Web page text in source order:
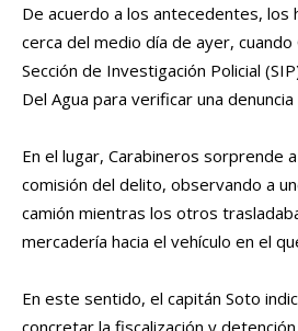
De acuerdo a los antecedentes, los
cerca del medio día de ayer, cuando
Sección de Investigación Policial
Del Agua para verificar una
En el lugar, Carabineros sorprende
comisión del delito, observando a
camión mientras los otros
mercadería hacia el vehículo en el
En este sentido, el capitán Soto